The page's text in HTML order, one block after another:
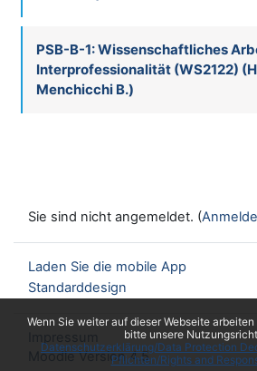
Wenn Sie weiter auf dieser Webseite
bitte unsere
Datenschutzerklärung/Data Protection
Pflichten/Rights and
PSB-B-1: Wissenschaftliches
Interprofessionalität (WS2122)
Menchicchi B.)
Sie sind nicht angemeldet. (
Laden Sie die mobile App
Standarddesign
Moodle Version 4.5